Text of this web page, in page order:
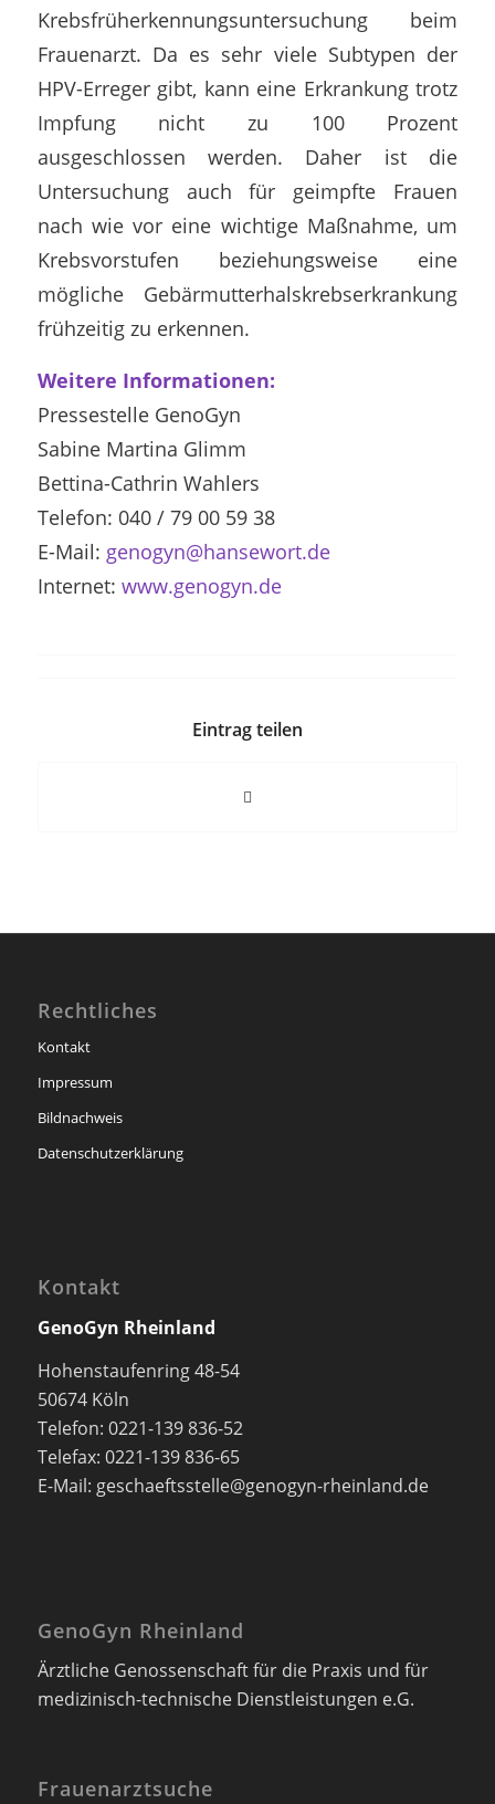
Krebsfrüherkennungsuntersuchung beim
Frauenarzt. Da es sehr viele Subtypen der
HPV-Erreger gibt, kann eine Erkrankung trotz
Impfung nicht zu 100 Prozent
ausgeschlossen werden. Daher ist die
Untersuchung auch für geimpfte Frauen
nach wie vor eine wichtige Maßnahme, um
Krebsvorstufen beziehungsweise eine
mögliche Gebärmutterhalskrebserkrankung
frühzeitig zu erkennen.
Weitere Informationen:
Pressestelle GenoGyn
Sabine Martina Glimm
Bettina-Cathrin Wahlers
Telefon: 040 / 79 00 59 38
E-Mail: genogyn@hansewort.de
Internet: www.genogyn.de
Eintrag teilen
Rechtliches
Kontakt
Impressum
Bildnachweis
Datenschutzerklärung
Kontakt
GenoGyn Rheinland
Hohenstaufenring 48-54
50674 Köln
Telefon: 0221-139 836-52
Telefax: 0221-139 836-65
E-Mail: geschaeftsstelle@genogyn-rheinland.de
GenoGyn Rheinland
Ärztliche Genossenschaft für die Praxis und für
medizinisch-technische Dienstleistungen e.G.
Frauenarztsuche